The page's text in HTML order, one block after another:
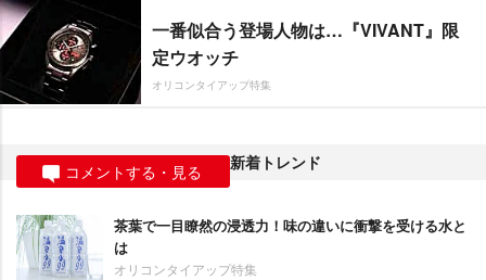
一番似合う登場人物は…『VIVANT』限
定ウオッチ
オリコンタイアップ特集
コメントする・見る 新着トレンド
茶葉で一目瞭然の浸透力！味の違いに衝撃を受ける水と
は
オリコンタイアップ特集